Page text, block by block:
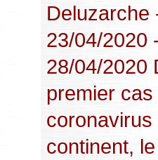
Deluzarche
23/04/2020
28/04/2020
premier cas
coronavirus
continent,